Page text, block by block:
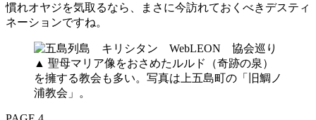
慣れオヤジを気取るなら、まさに今訪れておくべきデスティ
ネーションですね。
▲ 聖母マリア像をおさめたルルド（奇跡の泉）
を擁する教会も多い。写真は上五島町の「旧鯛ノ
浦教会」。